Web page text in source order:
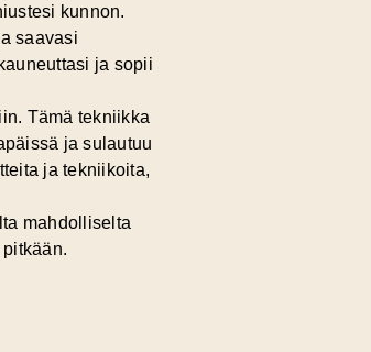
kunnon.
saavasi
ja sopii
Tämä tekniikka
ja sulautuu
ja tekniikoita,
mahdolliselta